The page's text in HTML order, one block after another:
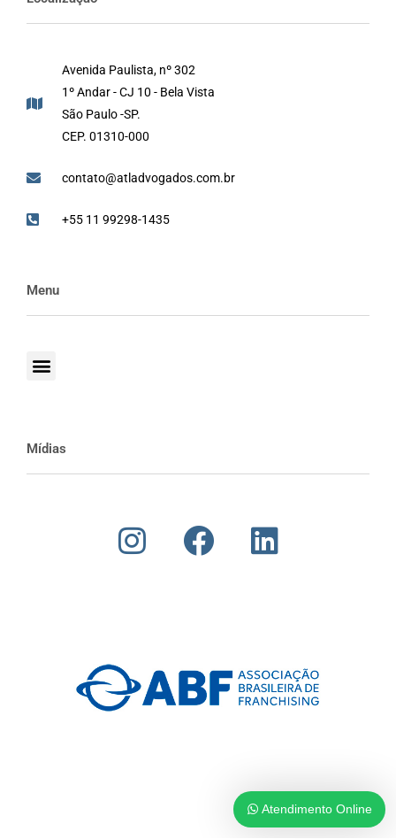
Atendimento Online
Avenida Paulista, nº 302
1º Andar - CJ 10 - Bela Vista
São Paulo -SP.
CEP. 01310-000
contato@atladvogados.com.br
+55 11 99298-1435
Menu
Mídias